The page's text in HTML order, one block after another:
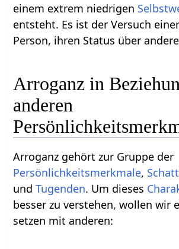
einem extrem niedrigen
entsteht. Es ist der Versuch
Person, ihren Status über
Arroganz in
anderen
Arroganz gehört zur Gruppe der
Persönlichkeitsmerkmale,
undTugenden. Um dieses
besser zu verstehen, wollen wir
setzen mit anderen: